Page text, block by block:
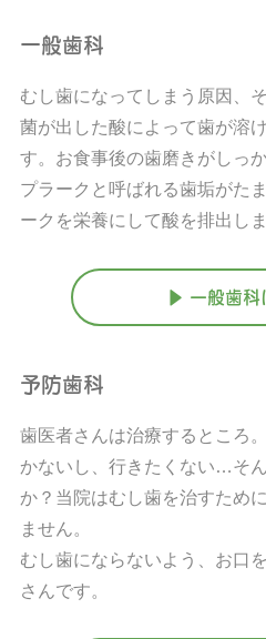
一般歯科
むし歯になってしまう原因、
菌が出した酸によって歯が溶
す。お食事後の歯磨きがしっ
プラークと呼ばれる歯垢がた
ークを栄養にして酸を排出しま
▶ 一般歯科
予防歯科
歯医者さんは治療するところ
かないし、行きたくない…そ
か？当院はむし歯を治すため
ません。
むし歯にならないよう、お口
さんです。